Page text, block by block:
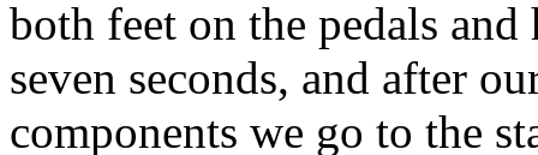
both feet on the pedals
seven seconds, and after
components we go to the